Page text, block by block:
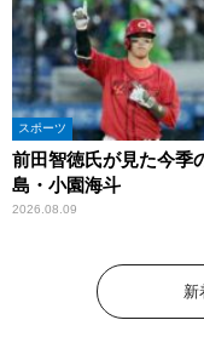
スポーツ
前田智徳氏が見た今季
島・小園海斗
2026.08.09
新